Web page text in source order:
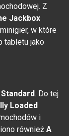
Z
Jackbox
w które
tabletu jako
Standard. Do tej
Loaded
i
również A